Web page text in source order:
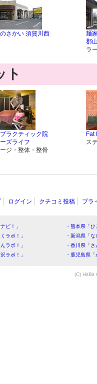
さかい 須賀川西
麺
郡
ラ
ト
ラクティック院
ズライフ
ジ・整体・整骨
Fat
ス
ログイン クチコミ投稿 プラ
ビ！」
・熊本県「
ラボ！」
・新潟県「
ラボ！」
・香川県「
ラボ！」
・鹿児島県
(C) HitBit